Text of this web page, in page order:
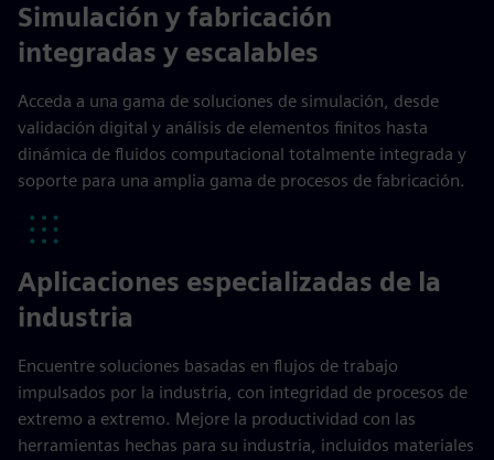
Simulación y fabricación
integradas y escalables
Acceda a una gama de soluciones de simulación, desde
validación digital y análisis de elementos finitos hasta
dinámica de fluidos computacional totalmente integrada y
soporte para una amplia gama de procesos de fabricación.
Aplicaciones especializadas de la
industria
Encuentre soluciones basadas en flujos de trabajo
impulsados por la industria, con integridad de procesos de
extremo a extremo. Mejore la productividad con las
herramientas hechas para su industria, incluidos materiales